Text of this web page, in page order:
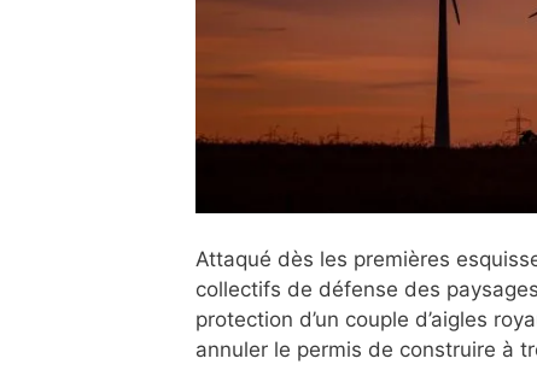
Attaqué dès les premières
collectifs de défense des
protection d’un couple d’aigles
annuler le permis de construire à